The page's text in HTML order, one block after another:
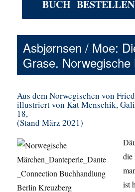
BUCH BESTELLEN
Asbjørnsen / Moe:
Grase. Norwegische
Aus dem Norwegischen von
illustriert von Kat Menschik,
18,-
(Stand März 2021)
die
ist